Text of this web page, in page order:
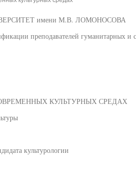
имени М.В. ЛОМОНОСОВА
преподавателей гуманитарных и
КУЛЬТУРНЫХ СРЕДАХ
культурологии